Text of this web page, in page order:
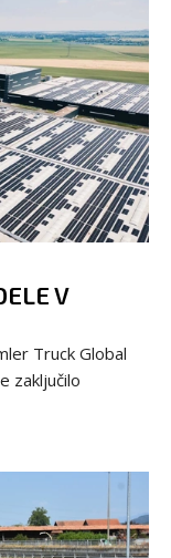
V
Truck Global
zaključilo